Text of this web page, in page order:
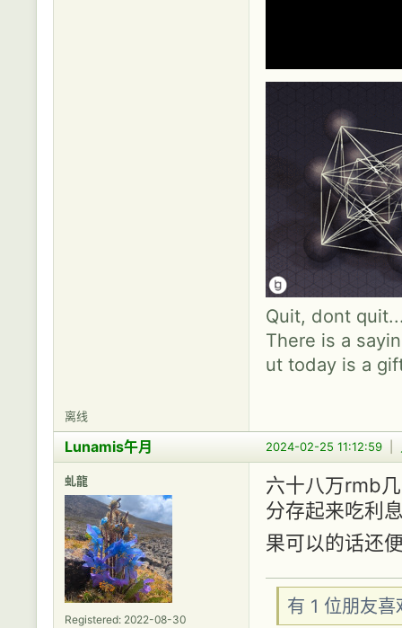
Quit, dont
There is a
ut today is a
离线
2024-02-25 11:12:59
Lunamis午月
虬龍
Registered: 2022-08-30
六十八万rmb
分存起来吃利
果可以的话还
有 1 位朋友